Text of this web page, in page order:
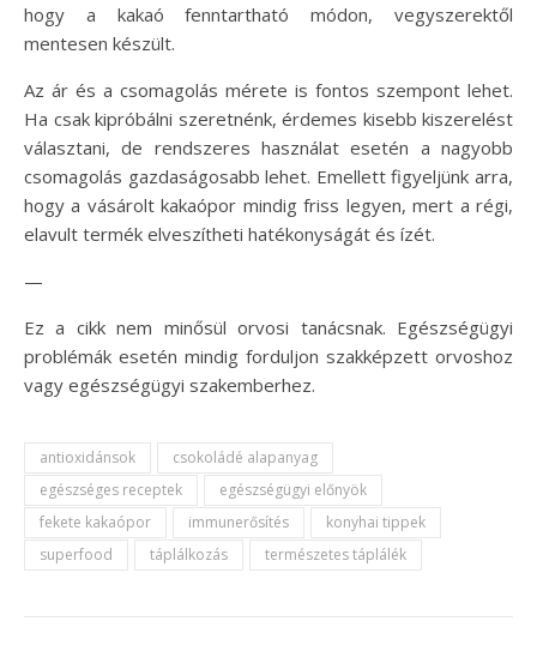
hogy a kakaó fenntartható módon, vegyszerektől
mentesen készült.
Az ár és a csomagolás mérete is fontos szempont lehet.
Ha csak kipróbálni szeretnénk, érdemes kisebb kiszerelést
választani, de rendszeres használat esetén a nagyobb
csomagolás gazdaságosabb lehet. Emellett figyeljünk arra,
hogy a vásárolt kakaópor mindig friss legyen, mert a régi,
elavult termék elveszítheti hatékonyságát és ízét.
—
Ez a cikk nem minősül orvosi tanácsnak. Egészségügyi
problémák esetén mindig forduljon szakképzett orvoshoz
vagy egészségügyi szakemberhez.
antioxidánsok
csokoládé alapanyag
egészséges receptek
egészségügyi előnyök
fekete kakaópor
immunerősítés
konyhai tippek
superfood
táplálkozás természetes táplálék